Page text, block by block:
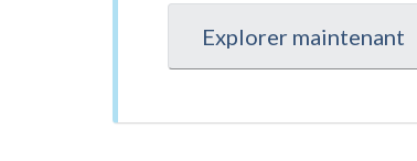
Explorer maintenant